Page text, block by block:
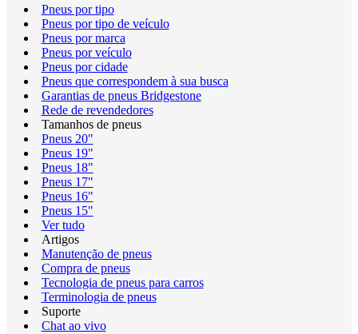
Pneus por tipo
Pneus por tipo de veículo
Pneus por marca
Pneus por veículo
Pneus por cidade
Pneus que correspondem à sua busca
Garantias de pneus Bridgestone
Rede de revendedores
Tamanhos de pneus
Pneus 20"
Pneus 19"
Pneus 18"
Pneus 17"
Pneus 16"
Pneus 15"
Ver tudo
Artigos
Manutenção de pneus
Compra de pneus
Tecnologia de pneus para carros
Terminologia de pneus
Suporte
Chat ao vivo